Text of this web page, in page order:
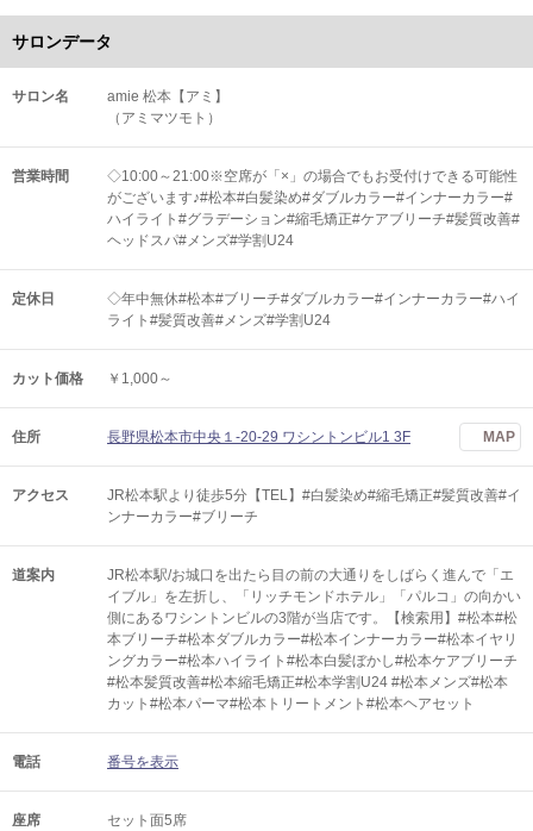
サロンデータ
サロン名
amie 松本【アミ】
（アミマツモト）
営業時間
◇10:00～21:00※空席が「×」の場合でもお受付けできる可能性
がございます♪#松本#白髪染め#ダブルカラー#インナーカラー#
ハイライト#グラデーション#縮毛矯正#ケアブリーチ#髪質改善#
ヘッドスパ#メンズ#学割U24
定休日
◇年中無休#松本#ブリーチ#ダブルカラー#インナーカラー#ハイ
ライト#髪質改善#メンズ#学割U24
カット価格 ￥1,000～
住所 長野県松本市中央１-20-29 ワシントンビル1 3F MAP
アクセス
JR松本駅より徒歩5分【TEL】#白髪染め#縮毛矯正#髪質改善#イ
ンナーカラー#ブリーチ
道案内
JR松本駅/お城口を出たら目の前の大通りをしばらく進んで「エ
イブル」を左折し、「リッチモンドホテル」「パルコ」の向かい
側にあるワシントンビルの3階が当店です。【検索用】#松本#松
本ブリーチ#松本ダブルカラー#松本インナーカラー#松本イヤリ
ングカラー#松本ハイライト#松本白髪ぼかし#松本ケアブリーチ
#松本髪質改善#松本縮毛矯正#松本学割U24 #松本メンズ#松本
カット#松本パーマ#松本トリートメント#松本ヘアセット
電話 番号を表示
座席 セット面5席